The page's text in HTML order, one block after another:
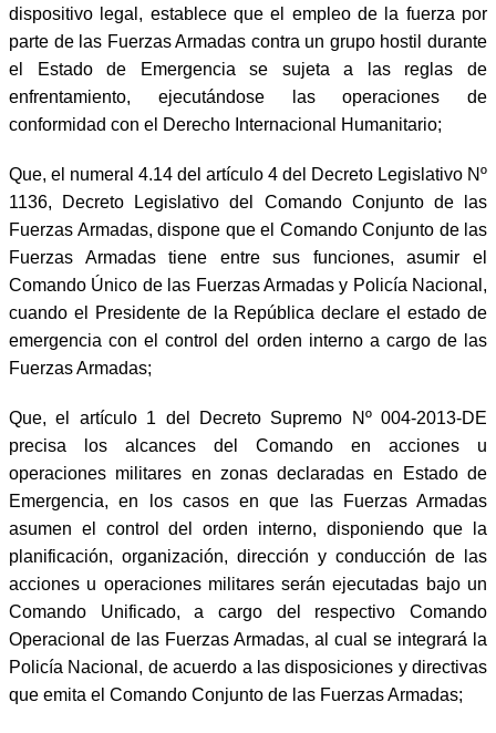
dispositivo legal, establece que el empleo de la fuerza por
parte de las Fuerzas Armadas contra un grupo hostil durante
el Estado de Emergencia se sujeta a las reglas de
enfrentamiento, ejecutándose las operaciones de
conformidad con el Derecho Internacional Humanitario;
Que, el numeral 4.14 del artículo 4 del Decreto Legislativo Nº
1136, Decreto Legislativo del Comando Conjunto de las
Fuerzas Armadas, dispone que el Comando Conjunto de las
Fuerzas Armadas tiene entre sus funciones, asumir el
Comando Único de las Fuerzas Armadas y Policía Nacional,
cuando el Presidente de la República declare el estado de
emergencia con el control del orden interno a cargo de las
Fuerzas Armadas;
Que, el artículo 1 del Decreto Supremo Nº 004-2013-DE
precisa los alcances del Comando en acciones u
operaciones militares en zonas declaradas en Estado de
Emergencia, en los casos en que las Fuerzas Armadas
asumen el control del orden interno, disponiendo que la
planificación, organización, dirección y conducción de las
acciones u operaciones militares serán ejecutadas bajo un
Comando Unificado, a cargo del respectivo Comando
Operacional de las Fuerzas Armadas, al cual se integrará la
Policía Nacional, de acuerdo a las disposiciones y directivas
que emita el Comando Conjunto de las Fuerzas Armadas;